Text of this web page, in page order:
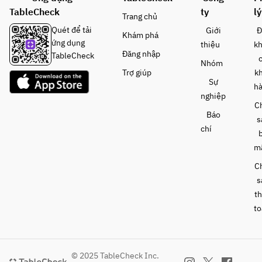
い。
TableCheck
Quét để tải
ứng dụng
TableCheck
Trang chủ
Khám phá
Đăng nhập
Trợ giúp
ty
Giới
thiệu
Nhóm
Sự
nghiệp
Báo
chí
lý
© 2025 TableCheck Inc.